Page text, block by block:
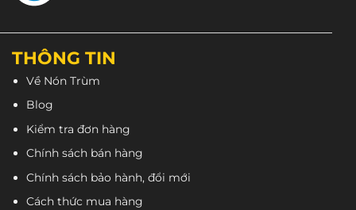
THÔNG TIN
Về Nón Trùm
Blog
Kiểm tra đơn hàng
Chính sách bán hàng
Chính sách bảo hành, đổi mới
Cách thức mua hàng